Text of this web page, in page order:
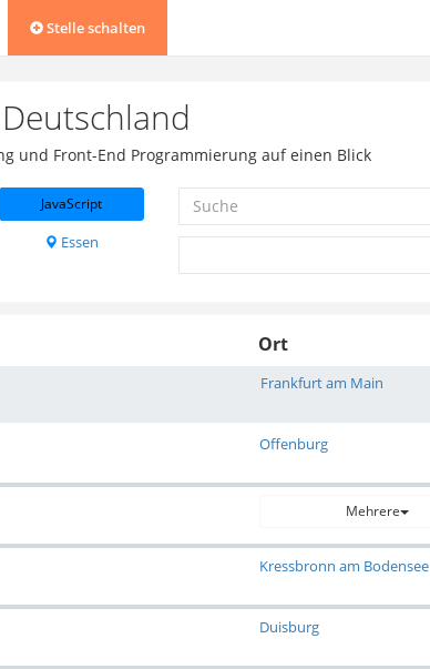
Stelle schalten
und Front-End Programmierung auf einen Blick
JavaScript
Essen
Ort
Frankfurt am Main
Offenburg
Mehrere
Kressbronn am Bodensee
Duisburg